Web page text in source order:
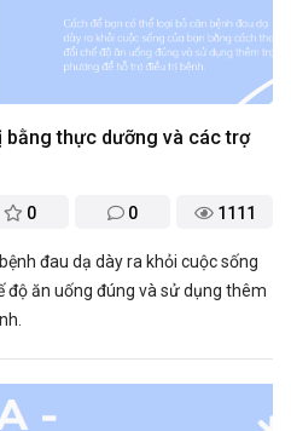
bằng thực dưỡng và các trợ
0 0 1111
đau dạ dày ra khỏi cuộc sống
độ ăn uống đúng và sử dụng thêm